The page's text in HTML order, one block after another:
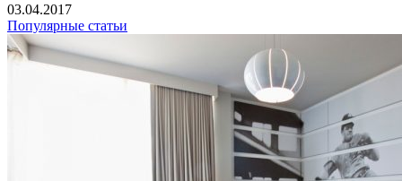
03.04.2017
Популярные статьи